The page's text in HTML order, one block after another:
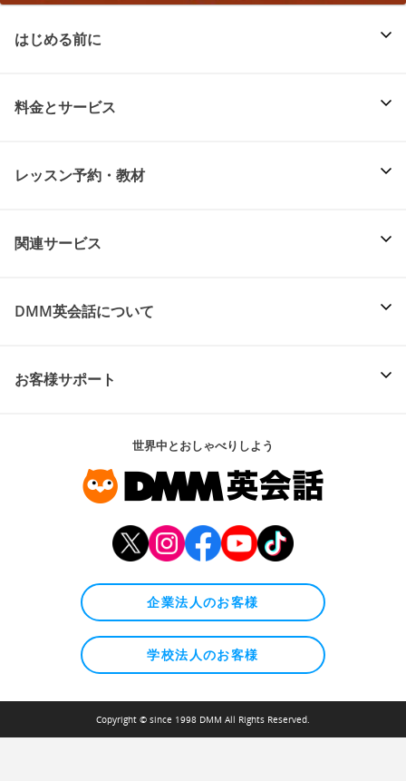
はじめる前に
料金とサービス
レッスン予約・教材
関連サービス
DMM英会話について
お客様サポート
世界中とおしゃべりしよう
企業法人のお客様
学校法人のお客様
Copyright © since 1998 DMM All Rights Reserved.